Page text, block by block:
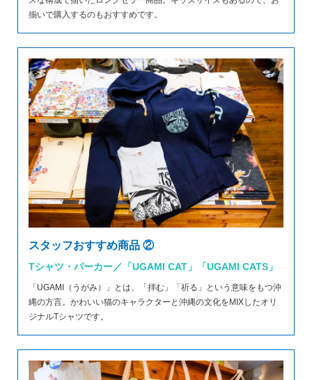
揃いで購入するのもおすすめです。
スタッフおすすめ商品 ②
Tシャツ・パーカー／「UGAMI CAT」「UGAMI CATS」
「UGAMI（うがみ）」とは、「拝む」「祈る」という意味をもつ沖
縄の方言。かわいい猫のキャラクターと沖縄の文化をMIXしたオリ
ジナルTシャツです。